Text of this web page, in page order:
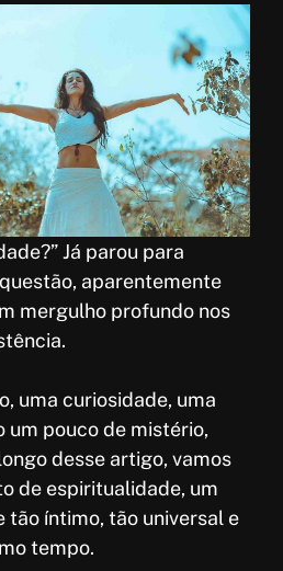
Já parou para
aparentemente
mergulho profundo nos
uma curiosidade, uma
um pouco de mistério,
desse artigo, vamos
de espiritualidade, um
tão íntimo, tão universal e
tempo.